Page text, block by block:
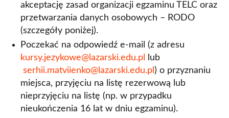
akceptację zasad organizacji egzaminu TELC oraz
przetwarzania danych osobowych – RODO
(szczegóły poniżej).
Poczekać na odpowiedź e-mail (z adresu
kursy.jezykowe@lazarski.edu.pl
lub
serhii.matviienko@lazarski.edu.pl ) o przyznaniu
miejsca, przyjęciu na listę rezerwową lub
nieprzyjęciu na listę (np. w przypadku
nieukończenia 16 lat w dniu egzaminu).